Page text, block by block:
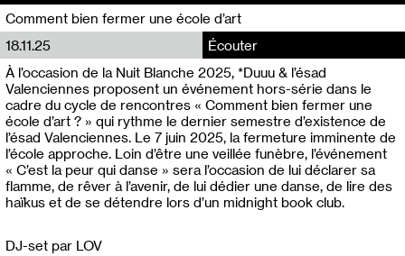
Comment bien fermer une école d’art
18.11.25
Écouter
À l’occasion de la Nuit Blanche 2025, *Duuu & l’ésad
Valenciennes proposent un événement hors-série dans le
cadre du cycle de rencontres « Comment bien fermer une
école d’art ? » qui rythme le dernier semestre d’existence de
l’ésad Valenciennes. Le 7 juin 2025, la fermeture imminente de
l’école approche. Loin d’être une veillée funèbre, l’événement
« C’est la peur qui danse » sera l’occasion de lui déclarer sa
flamme, de rêver à l’avenir, de lui dédier une danse, de lire des
haïkus et de se détendre lors d’un midnight book club.
DJ-set par LOV